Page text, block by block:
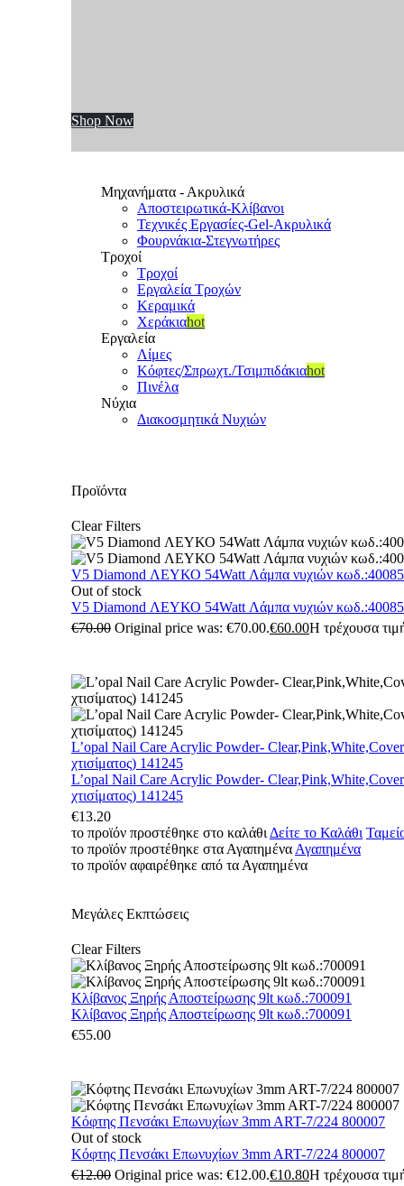
Shop Now
Μηχανήματα - Ακρυλικά
Αποστειρωτικά-Κλίβανοι
Τεχνικές Εργασίες-Gel-Ακρυλικά
Φουρνάκια-Στεγνωτήρες
Τροχοί
Τροχοί
Εργαλεία Τροχών
Κεραμικά
Χεράκιαhot
Εργαλεία
Λίμες
Κόφτες/Σπρωχτ./Τσιμπιδάκιαhot
Πινέλα
Νύχια
Διακοσμητικά Νυχιών
Προϊόντα
Clear Filters
V5 Diamond ΛΕΥΚΟ 54Watt Λάμπα νυχιών
Out of stock
V5 Diamond ΛΕΥΚΟ 54Watt Λάμπα νυχιών
€70.00 Original price was: €70.00.€60.00Η τρέχουσα
L’opal Nail Care Acrylic Powder-
χτισίματος) 141245
L’opal Nail Care Acrylic Powder-
χτισίματος) 141245
€13.20
το προϊόν προστέθηκε στο καλάθι Δείτε το Καλάθι
το προϊόν προστέθηκε στα Αγαπημένα Αγαπημένα
το προϊόν αφαιρέθηκε από τα Αγαπημένα
Μεγάλες Εκπτώσεις
Clear Filters
Κλίβανος Ξηρής Αποστείρωσης 9lt κωδ.:700091
Κλίβανος Ξηρής Αποστείρωσης 9lt κωδ.:700091
€55.00
Κόφτης Πενσάκι Επωνυχίων 3mm ART-7/224 800007
Out of stock
Κόφτης Πενσάκι Επωνυχίων 3mm ART-7/224 800007
€12.00 Original price was: €12.00.€10.80Η τρέχουσα